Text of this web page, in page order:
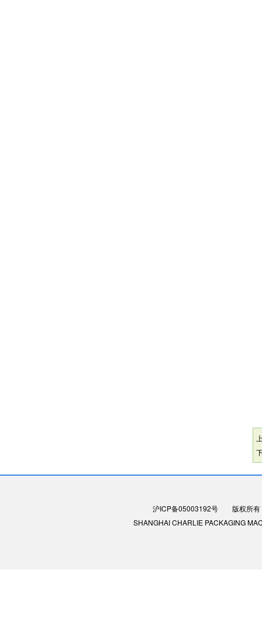
沪ICP备05003192号版权所有：
SHANGHAI CHARLIE PACKAGING